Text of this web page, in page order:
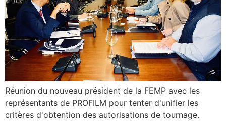
Réunion du nouveau président de la FEMP avec les
représentants de PROFILM pour tenter d'unifier les
critères d'obtention des autorisations de tournage.